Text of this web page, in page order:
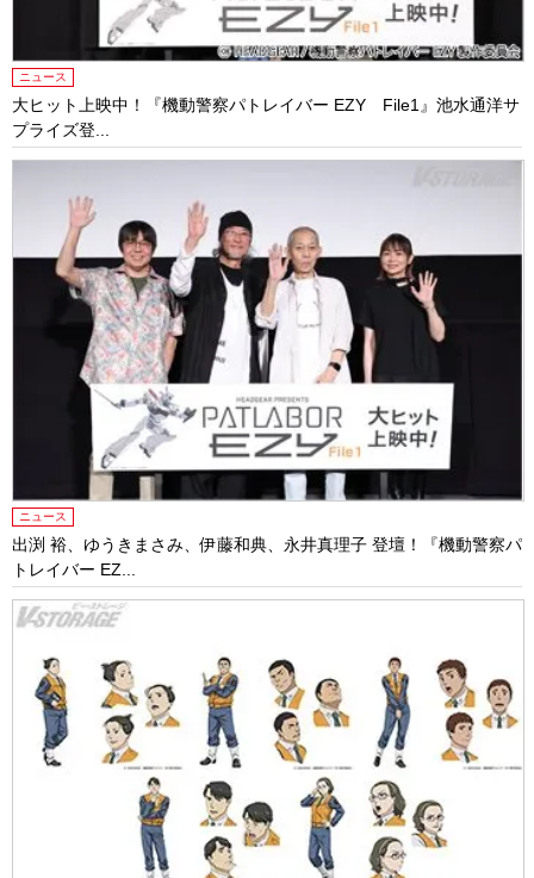
ニュース
大ヒット上映中！『機動警察パトレイバー EZY File1』池水通洋サ
プライズ登...
ニュース
出渕 裕、ゆうきまさみ、伊藤和典、永井真理子 登壇！『機動警察パ
トレイバー EZ...